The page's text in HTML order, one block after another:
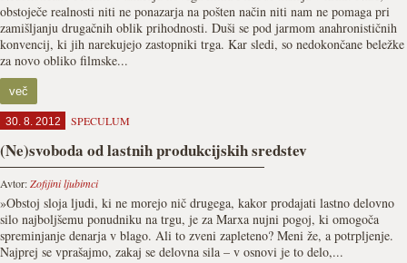
obstoječe realnosti niti ne ponazarja na pošten način niti nam ne pomaga pri
zamišljanju drugačnih oblik prihodnosti. Duši se pod jarmom anahronističnih
konvencij, ki jih narekujejo zastopniki trga. Kar sledi, so nedokončane beležke
za novo obliko filmske...
več
30. 8. 2012 SPECULUM
(Ne)svoboda od lastnih produkcijskih sredstev
Avtor:Zofijini ljubimci
»Obstoj sloja ljudi, ki ne morejo nič drugega, kakor prodajati lastno delovno
silo najboljšemu ponudniku na trgu, je za Marxa nujni pogoj, ki omogoča
spreminjanje denarja v blago. Ali to zveni zapleteno? Meni že, a potrpljenje.
Najprej se vprašajmo, zakaj se delovna sila – v osnovi je to delo,...